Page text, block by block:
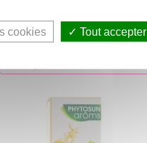
11,99€
cookies Tout accepter